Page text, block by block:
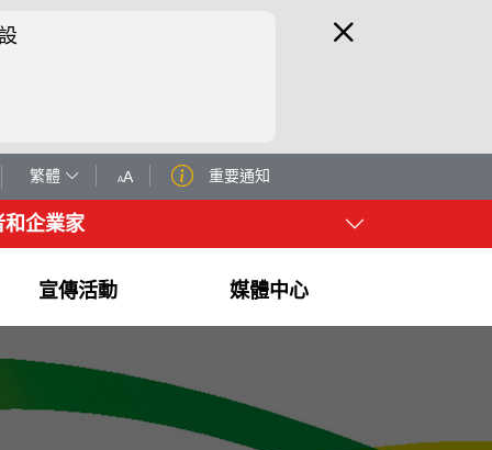
繁體 AA 重要通知
和企業家
宣傳活動 媒體中心